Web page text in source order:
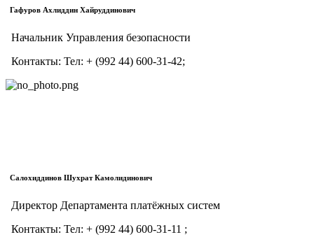
Гафуров Ахлиддин Хайруддинович
Начальник Управления безопасности
Контакты: Тел: + (992 44) 600-31-42;
Салохиддинов Шухрат Камолидинович
Директор Департамента платёжных систем
Контакты: Тел: + (992 44) 600-31-11 ;